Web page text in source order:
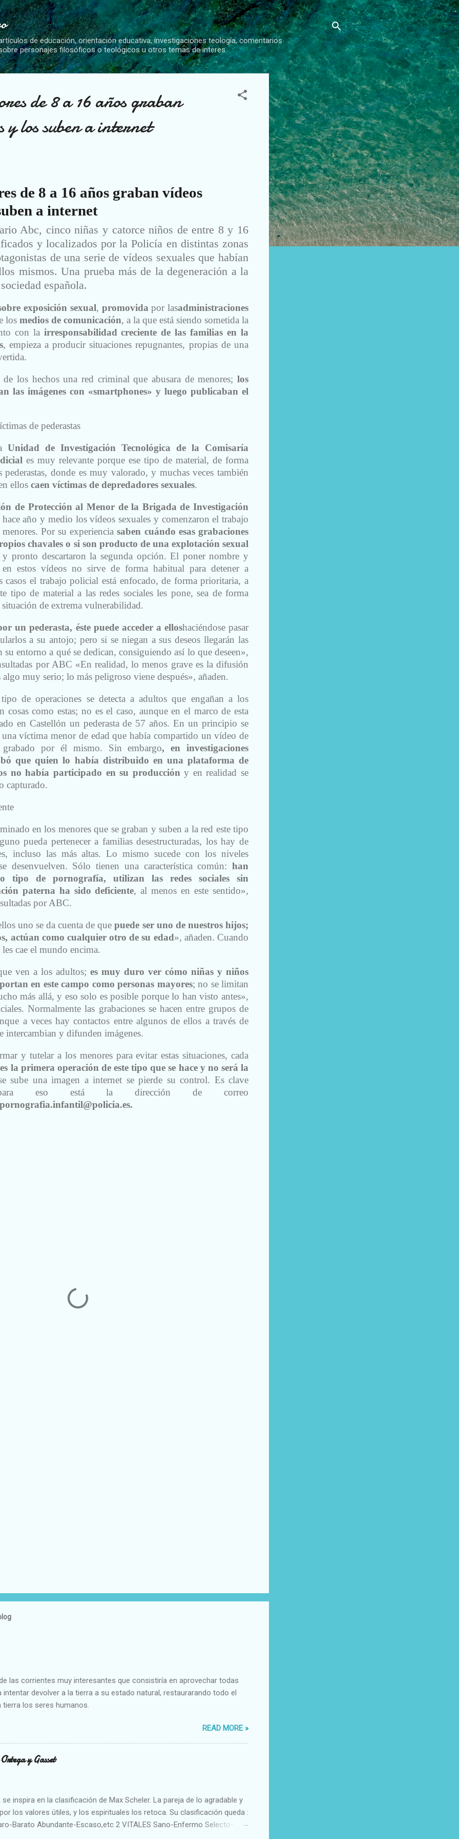
Ir al contenido principal
de educación, orientación educativa, investigaciones teología, comentarios
personajes filosóficos o teológicos u otros temas de interes
de 8 a 16 años graban
y los suben a internet
de 8 a 16 años graban vídeos
a internet
Abc, cinco niñas y catorce niños de entre 8 y 16
y localizados por la Policía en distintas zonas
de una serie de vídeos sexuales que habían
mismos. Una prueba más de la degeneración a la
española.
exposición sexual, promovidapor lasadministraciones
los medios de comunicación, a la que está siendo sometida la
con la irresponsabilidad creciente de las familias en la
, empieza a producir situaciones repugnantes, propias de una
los hechos una red criminal que abusara de menores; los
las imágenes con «smartphones» y luego publicaban el
de pederastas
Unidad de Investigación Tecnológica de la Comisaría
es muy relevante porque ese tipo de material, de forma
pederastas, donde es muy valorado, y muchas veces también
ellos caen víctimas de depredadores sexuales.
de Protección al Menor de la Brigada de Investigación
hace año y medio los vídeos sexuales y comenzaron el trabajo
Por su experienciasaben cuándo esas grabaciones
chavales o si son producto de una explotación sexual
pronto descartaron la segunda opción. El poner nombre y
estos vídeos no sirve de forma habitual para detener a
casos el trabajo policial está enfocado, de forma prioritaria, a
tipo de material a las redes sociales les pone, sea de forma
de extrema vulnerabilidad.
un pederasta, éste puede acceder a elloshaciéndose pasar
a su antojo; pero si se niegan a sus deseos llegarán las
su entorno a qué se dedican, consiguiendo así lo que deseen»,
por ABC «En realidad, lo menos grave es la difusión
algo muy serio; lo más peligroso viene después», añaden.
de operaciones se detecta a adultos que engañan a los
cosas como estas; no es el caso, aunque en el marco de esta
en Castellón un pederasta de 57 años. En un principio se
una víctima menor de edad que había compartido un vídeo de
por él mismo. Sin embargo, en investigaciones
que quien lo había distribuido en una plataforma de
no había participado en su produccióny en realidad se
capturado.
en los menores que se graban y suben a la red este tipo
pueda pertenecer a familias desestructuradas, los hay de
incluso las más altas. Lo mismo sucede con los niveles
desenvuelven. Sólo tienen una característica común: han
tipo de pornografía, utilizan las redes sociales sin
paterna ha sido deficiente, al menos en este sentido»,
por ABC.
uno se da cuenta de quepuede ser uno de nuestros hijos;
actúan como cualquier otro de su edad», añaden. Cuando
les cae el mundo encima.
ven a los adultos; es muy duro ver cómo niñas y niños
en este campo como personas mayores; no se limitan
más allá, y eso solo es posible porque lo han visto antes»,
Normalmente las grabaciones se hacen entre grupos de
a veces hay contactos entre algunos de ellos a través de
intercambian y difunden imágenes.
y tutelar a los menores para evitar estas situaciones, cada
la primera operación de este tipo que se hace y no será la
sube una imagen a internet se pierde su control. Es clave
eso está la dirección de correo
las corrientes muy interesantes que consistiría en aprovechar todas
devolver a la tierra a su estado natural, restaurarando todo el
los seres humanos.
READ MORE »
y Gasset
inspira en la clasificación de Max Scheler. La pareja de lo agradable y
los valores útiles, y los espirituales los retoca. Su clasificación queda :
Barato Abundante-Escaso,etc 2 VITALES Sano-Enfermo Selecto-